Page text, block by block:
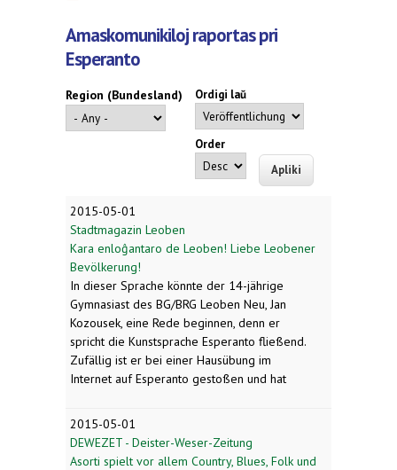
Amaskomunikiloj raportas pri
Esperanto
Region (Bundesland) Ordigi laŭ
Order
2015-05-01
Stadtmagazin Leoben
Kara enloĝantaro de Leoben! Liebe Leobener
Bevölkerung!
In dieser Sprache könnte der 14-jährige
Gymnasiast des BG/BRG Leoben Neu, Jan
Kozousek, eine Rede beginnen, denn er
spricht die Kunstsprache Esperanto fließend.
Zufällig ist er bei einer Hausübung im
Internet auf Esperanto gestoßen und hat
2015-05-01
DEWEZET - Deister-Weser-Zeitung
Asorti spielt vor allem Country, Blues, Folk und